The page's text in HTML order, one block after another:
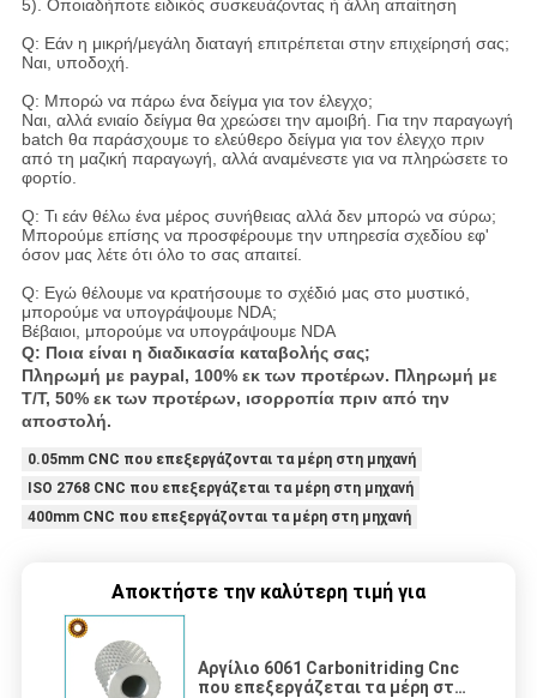
5). Οποιαδήποτε ειδικός συσκευάζοντας ή άλλη απαίτηση
Q: Εάν η μικρή/μεγάλη διαταγή επιτρέπεται στην επιχείρησή σας;
Ναι, υποδοχή.
Q: Μπορώ να πάρω ένα δείγμα για τον έλεγχο;
Ναι, αλλά ενιαίο δείγμα θα χρεώσει την αμοιβή. Για την παραγωγή
batch θα παράσχουμε το ελεύθερο δείγμα για τον έλεγχο πριν
από τη μαζική παραγωγή, αλλά αναμένεστε για να πληρώσετε το
φορτίο.
Q: Τι εάν θέλω ένα μέρος συνήθειας αλλά δεν μπορώ να σύρω;
Μπορούμε επίσης να προσφέρουμε την υπηρεσία σχεδίου εφ'
όσον μας λέτε ότι όλο το σας απαιτεί.
Q: Εγώ θέλουμε να κρατήσουμε το σχέδιό μας στο μυστικό,
μπορούμε να υπογράψουμε NDA;
Βέβαιοι, μπορούμε να υπογράψουμε NDA
Q: Ποια είναι η διαδικασία καταβολής σας;
Πληρωμή με paypal, 100% εκ των προτέρων. Πληρωμή με
T/T, 50% εκ των προτέρων, ισορροπία πριν από την
αποστολή.
0.05mm CNC που επεξεργάζονται τα μέρη στη μηχανή
ISO 2768 CNC που επεξεργάζεται τα μέρη στη μηχανή
400mm CNC που επεξεργάζονται τα μέρη στη μηχανή
Αποκτήστε την καλύτερη τιμή για
Αργίλιο 6061 Carbonitriding Cnc
που επεξεργάζεται τα μέρη στη